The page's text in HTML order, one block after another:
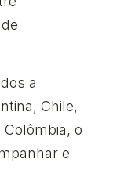
a
Chile,
o
e